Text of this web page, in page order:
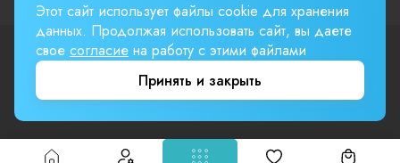
Пользовательское соглашение
Публичная оферта
Вверх страницы
Этот сайт использует файлы cookie для хранения
данных. Продолжая использовать сайт, вы даете
свое согласие на работу с этими файлами
Принять и закрыть